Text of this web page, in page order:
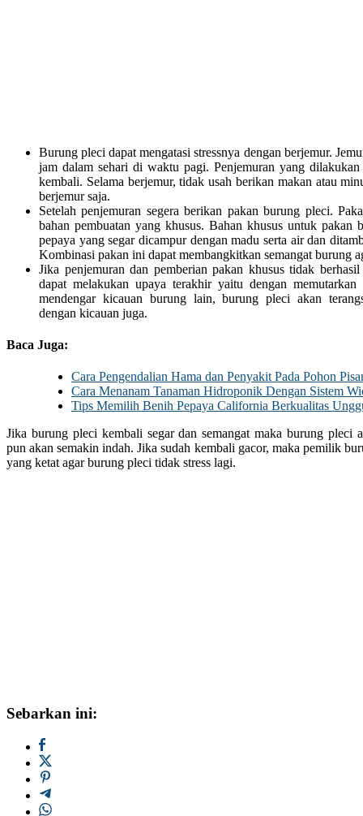
Burung pleci dapat mengatasi stressnya dengan berjemur.
jam dalam sehari di waktu pagi. Penjemuran yang
kembali. Selama berjemur, tidak usah berikan makan atau
berjemur saja.
Setelah penjemuran segera berikan pakan burung pleci.
bahan pembuatan yang khusus. Bahan khusus untuk pakan
pepaya yang segar dicampur dengan madu serta air dan
Kombinasi pakan ini dapat membangkitkan semangat burung
Jika penjemuran dan pemberian pakan khusus tidak
dapat melakukan upaya terakhir yaitu dengan
mendengar kicauan burung lain, burung pleci akan
dengan kicauan juga.
Baca Juga:
Cara Pengendalian Hama dan Penyakit Pada Pohon
Cara Menanam Tanaman Hidroponik Dengan Sistem
Tips Memilih Benih Pepaya California Berkualitas
Jika burung pleci kembali segar dan semangat maka burung pleci
pun akan semakin indah. Jika sudah kembali gacor, maka pemilik
yang ketat agar burung pleci tidak stress lagi.
Sebarkan ini: